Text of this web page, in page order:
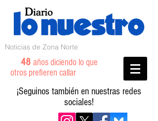
Noticias de Zona Norte
48 años diciendo lo que
otros prefieren callar
¡Seguinos también en nuestras redes
sociales!